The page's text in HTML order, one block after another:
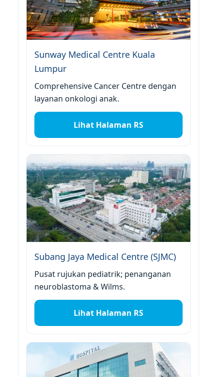
Sunway Medical Centre Kuala
Lumpur
Comprehensive Cancer Centre dengan
layanan onkologi anak.
Lihat Halaman RS
Subang Jaya Medical Centre (SJMC)
Pusat rujukan pediatrik; penanganan
neuroblastoma & Wilms.
Lihat Halaman RS